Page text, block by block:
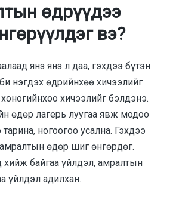
өдрүүдээ
вэ?
янз янз л даа, гэхдээ бүтэн
нэгдэх өдрийнхөө хичээлийг
хичээлийг бэлдэнэ.
өдөр лагерь луугаа явж модоо
тарина, ногоогоо усална. Гэхдээ
өдөр шиг өнгөрдөг.
хийж байгаа үйлдэл, амралтын
үйлдэл адилхан.